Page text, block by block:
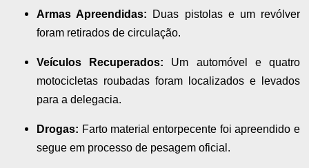
Armas Apreendidas: Duas pistolas e um revólver
foram retirados de circulação.
Veículos Recuperados: Um automóvel e quatro
motocicletas roubadas foram localizados e levados
para a delegacia.
Drogas: Farto material entorpecente foi apreendido e
segue em processo de pesagem oficial.